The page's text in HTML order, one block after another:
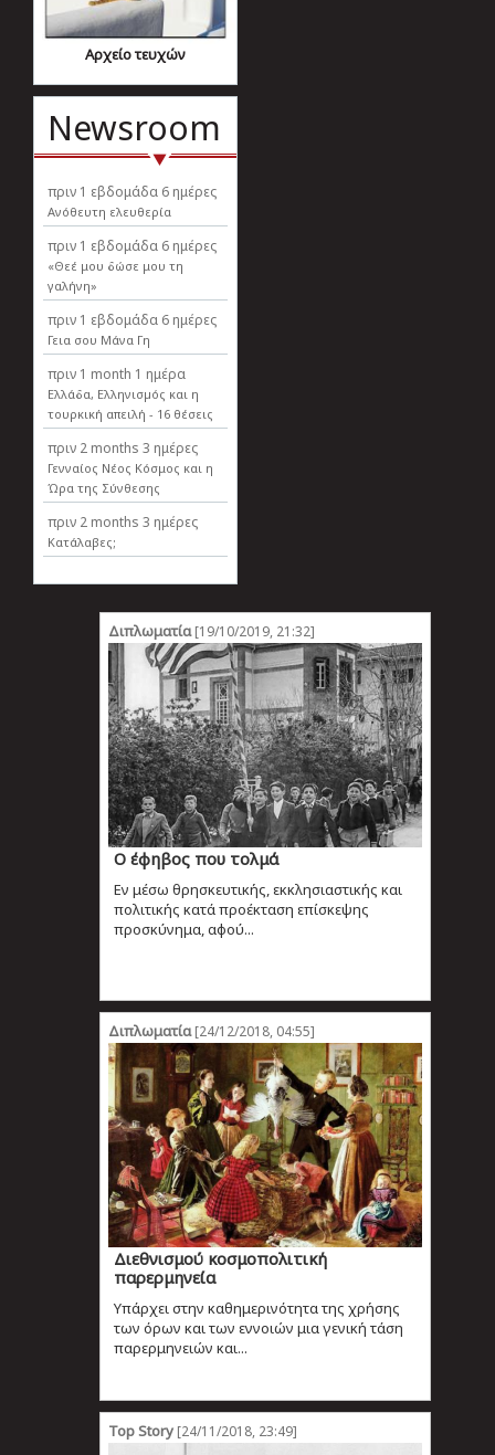
Αρχείο τευχών
Newsroom
πριν 1 εβδομάδα 6 ημέρες
Ανόθευτη ελευθερία
πριν 1 εβδομάδα 6 ημέρες
«Θεέ μου δώσε μου τη
γαλήνη»
πριν 1 εβδομάδα 6 ημέρες
Γεια σου Μάνα Γη
πριν 1 month 1 ημέρα
Ελλάδα, Ελληνισµός και η
τουρκική απειλή - 16 θέσεις
πριν 2 months 3 ημέρες
Γενναίος Νέος Κόσμος και η
Ώρα της Σύνθεσης
πριν 2 months 3 ημέρες
Κατάλαβες;
Διπλωματία[19/10/2019, 21:32]
Ο έφηβος που τολμά
Εν μέσω θρησκευτικής, εκκλησιαστικής και
πολιτικής κατά προέκταση επίσκεψης
προσκύνημα, αφού...
Διπλωματία[24/12/2018, 04:55]
Διεθνισμού κοσμοπολιτική
παρερμηνεία
Υπάρχει στην καθημερινότητα της χρήσης
των όρων και των εννοιών μια γενική τάση
παρερμηνειών και...
Top Story[24/11/2018, 23:49]